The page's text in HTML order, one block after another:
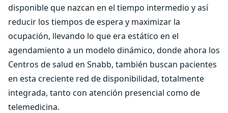
disponible que nazcan en el tiempo intermedio y así
reducir los tiempos de espera y maximizar la
ocupación, llevando lo que era estático en el
agendamiento a un modelo dinámico, donde ahora los
Centros de salud en Snabb, también buscan pacientes
en esta creciente red de disponibilidad, totalmente
integrada, tanto con atención presencial como de
telemedicina.